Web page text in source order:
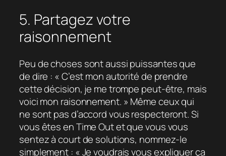
5. Partagez votre
raisonnement
Peu de choses sont aussi puissantes que
de dire : « C’est mon autorité de prendre
cette décision, je me trompe peut-être, mais
voici mon raisonnement. » Même ceux qui
ne sont pas d’accord vous respecteront. Si
vous êtes en Time Out et que vous vous
sentez à court de solutions, nommez-le
simplement : « Je voudrais vous expliquer ça